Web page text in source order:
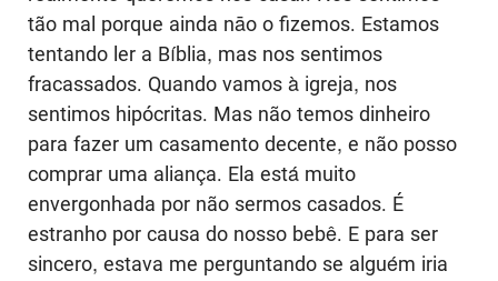
tão mal porque ainda nāo o fizemos. Estamos
tentando ler a Bíblia, mas nos sentimos
fracassados. Quando vamos à igreja, nos
sentimos hipócritas. Mas não temos dinheiro
para fazer um casamento decente, e não posso
comprar uma aliança. Ela está muito
envergonhada por não sermos casados. É
estranho por causa do nosso bebê. E para ser
sincero, estava me perguntando se alguém iria